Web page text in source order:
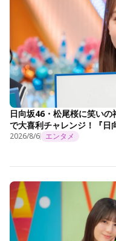
日向坂46・松尾桜に笑い
で大喜利チャレンジ！『日
2026/8/6 エンタメ